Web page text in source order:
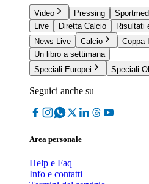
Video Pressing
Live
Diretta Calcio
Risultati
News Live
Calcio Coppa
Un libro a settimana
Speciali Europei
Speciali
Seguici anche su
Area personale
Help e Faq
Info e contatti